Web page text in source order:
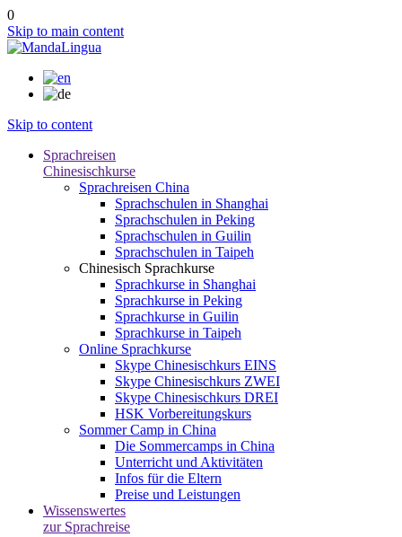
0
Skip to main content
Skip to content
Sprachreisen
Chinesischkurse
Sprachreisen China
Sprachschulen in Shanghai
Sprachschulen in Peking
Sprachschulen in Guilin
Sprachschulen in Taipeh
Chinesisch Sprachkurse
Sprachkurse in Shanghai
Sprachkurse in Peking
Sprachkurse in Guilin
Sprachkurse in Taipeh
Online Sprachkurse
Skype Chinesischkurs EINS
Skype Chinesischkurs ZWEI
Skype Chinesischkurs DREI
HSK Vorbereitungskurs
Sommer Camp in China
Die Sommercamps in China
Unterricht und Aktivitäten
Infos für die Eltern
Preise und Leistungen
Wissenswertes
zur Sprachreise